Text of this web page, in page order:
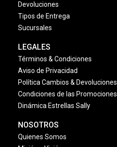
Devoluciones
Tipos de Entrega
Sucursales
LEGALES
Términos & Condiciones
Aviso de Privacidad
Política Cambios & Devoluciones
Condiciones de las Promociones
Dinámica Estrellas Sally
NOSOTROS
Quienes Somos